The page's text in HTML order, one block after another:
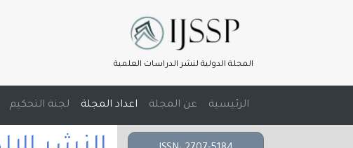
المجلة الدولية لنشر الدراسات العلمية
الرئيسية عن المجلة اعداد المجلة لجنة التحكيم